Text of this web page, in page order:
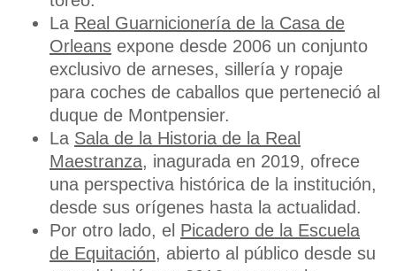
La Real Guarnicionería de la Casa de
Orleans expone desde 2006 un conjunto
exclusivo de arneses, sillería y ropaje
para coches de caballos que perteneció al
duque de Montpensier.
La Sala de la Historia de la Real
Maestranza, inagurada en 2019, ofrece
una perspectiva histórica de la institución,
desde sus orígenes hasta la actualidad.
Por otro lado, el Picadero de la Escuela
de Equitación, abierto al público desde su